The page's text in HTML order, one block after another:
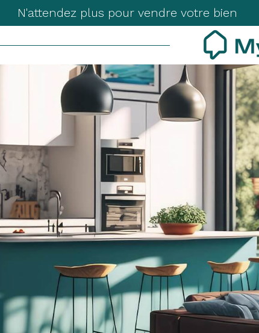
N'attendez plus pour vendre votre bien
du neuf
de l'immo pro
Louer
à l'année
en saisonnier
de l'immo pro
Voir les